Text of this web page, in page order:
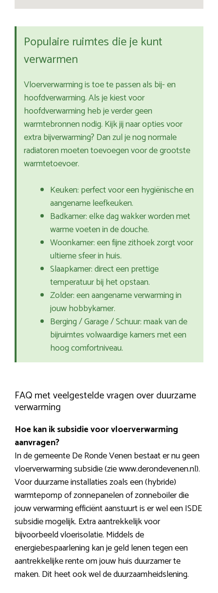
Populaire ruimtes die je kunt
verwarmen
Vloerverwarming is toe te passen als bij- en
hoofdverwarming. Als je kiest voor
hoofdverwarming heb je verder geen
warmtebronnen nodig. Kijk jij naar opties voor
extra bijverwarming? Dan zul je nog normale
radiatoren moeten toevoegen voor de grootste
warmtetoevoer.
Keuken: perfect voor een hygiënische en
aangename leefkeuken.
Badkamer: elke dag wakker worden met
warme voeten in de douche.
Woonkamer: een fijne zithoek zorgt voor
ultieme sfeer in huis.
Slaapkamer: direct een prettige
temperatuur bij het opstaan.
Zolder: een aangename verwarming in
jouw hobbykamer.
Berging / Garage / Schuur: maak van de
bijruimtes volwaardige kamers met een
hoog comfortniveau.
FAQ met veelgestelde vragen over duurzame
verwarming
Hoe kan ik subsidie voor vloerverwarming
aanvragen?
In de gemeente De Ronde Venen bestaat er nu geen
vloerverwarming subsidie (zie www.derondevenen.nl).
Voor duurzame installaties zoals een (hybride)
warmtepomp of zonnepanelen of zonneboiler die
jouw verwarming efficiënt aanstuurt is er wel een ISDE
subsidie mogelijk. Extra aantrekkelijk voor
bijvoorbeeld vloerisolatie. Middels de
energiebespaarlening kan je geld lenen tegen een
aantrekkelijke rente om jouw huis duurzamer te
maken. Dit heet ook wel de duurzaamheidslening.